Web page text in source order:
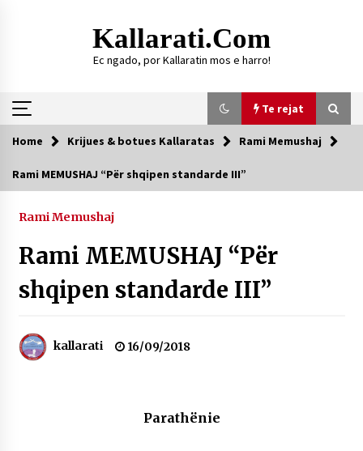
Kallarati.com
Ec ngado, por Kallaratin mos e harro!
Te rejat
Te rejat
SHOQATËS “KALLARATI”
Gazeta Kallarati nr. 118
07/07/2026
06/06/2026
Home Krijues & botues Kallaratas Rami Memushaj
Rami MEMUSHAJ “Për shqipen standarde III”
Rami Memushaj
Rami MEMUSHAJ “Për
shqipen standarde III”
kallarati 16/09/2018
Parathënie